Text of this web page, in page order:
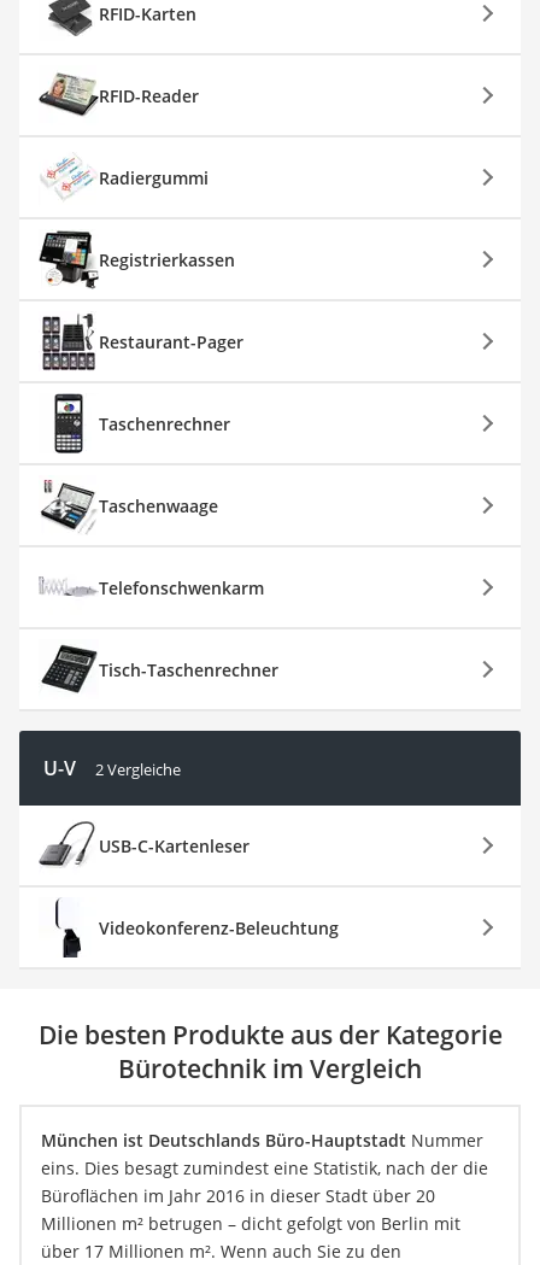
RFID-Karten
RFID-Reader
Radiergummi
Registrierkassen
Restaurant-Pager
Taschenrechner
Taschenwaage
Telefonschwenkarm
Tisch-Taschenrechner
U-V 2 Vergleiche
USB-C-Kartenleser
Videokonferenz-Beleuchtung
Die besten Produkte aus der Kategorie
Bürotechnik im Vergleich
München ist Deutschlands Büro-Hauptstadt Nummer
eins. Dies besagt zumindest eine Statistik, nach der die
Büroflächen im Jahr 2016 in dieser Stadt über 20
Millionen m² betrugen – dicht gefolgt von Berlin mit
über 17 Millionen m². Wenn auch Sie zu den